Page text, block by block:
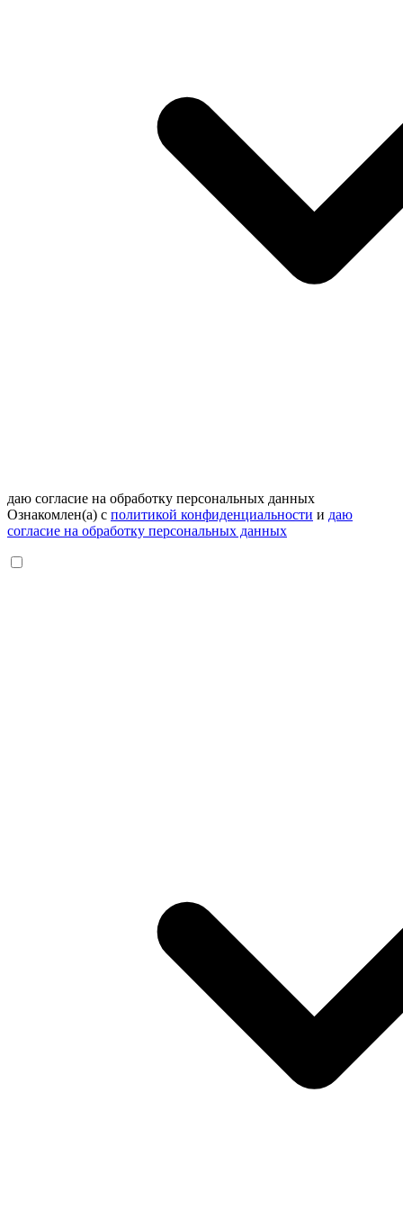
даю согласие на обработку персональных данных
Ознакомлен(а) с политикой конфиденциальности и даю
согласие на обработку персональных данных